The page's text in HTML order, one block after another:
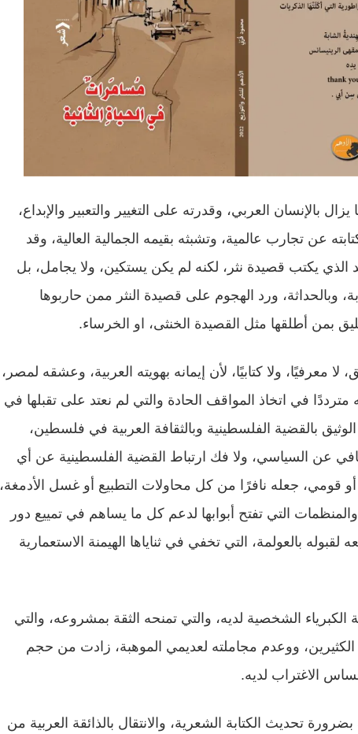
بالإنسان العربي، وقدرته على التغيير والتعبير والإبداع،
عن تجارب عالمية، وتشبثه بقيمه الجمالية العالية، وقد
الذي يكتب قصيدة نثر، لكنه لم يكن يستكين، ولا يجامل، بل
وبالحداثة، ورد الهجوم على قصيدة النثر ممن حاربوها
تليق بمن أطلقها مثل القصيدة الخنثى، او الخرساء.
معرفيًا، ولا كتابيًا، لأن إيمانه بهويته العربية، وعشقه لمصر،
مترددًا في اتخاذ المواقف الحادة والتي لم نعتد على تقبلها في
الوثيق بالقضية الفلسطينية وبالثقافة العربية في فلسطين،
عن السياسي، ولا فك ارتباط القضية الفلسطينية عن أي
جعله نافرًا من كل محاولات التطبيع أو غسل الأدمغة،
التي تفتح أبوابها لدعم كل ما يساهم في تمييع دور
لقبوله بالعولمة، التي تخفي في ثناياها الهيمنة الاستعمارية
الشخصية لديه، والتي تمنحه الثقة بمشروعه، والتي
ووعدم مجاملته لعديمي الموهبة، زادت من حجم
الاغتراب لديه.
تحديث الكتابة الشعرية، والانتقال بالذائقة العربية من